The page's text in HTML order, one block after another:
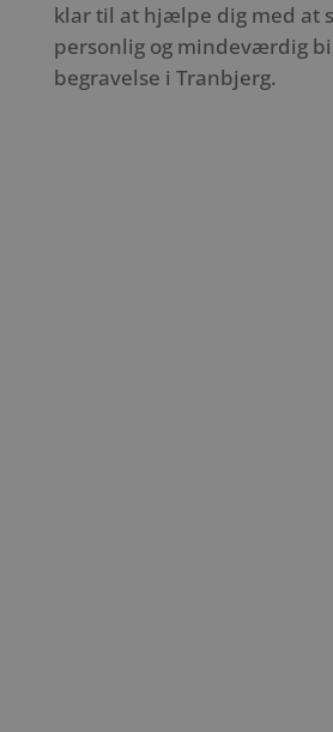
klar til at hjælpe dig med at
personlig og mindeværdig
begravelse i Tranbjerg.